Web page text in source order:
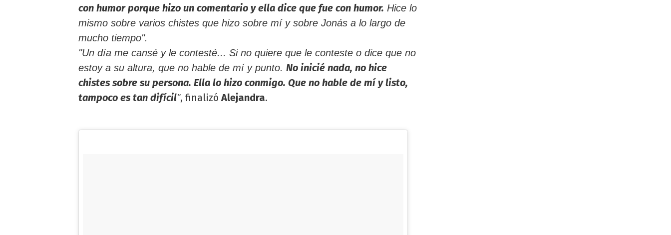
con humor porque hizo un comentario y ella dice que fue con humor. Hice lo
mismo sobre varios chistes que hizo sobre mí y sobre Jonás a lo largo de
mucho tiempo".
"Un día me cansé y le contesté... Si no quiere que le conteste o dice que no
estoy a su altura, que no hable de mí y punto. No inicié nada, no hice
chistes sobre su persona. Ella lo hizo conmigo. Que no hable de mí y listo,
tampoco es tan difícil", finalizóAlejandra.